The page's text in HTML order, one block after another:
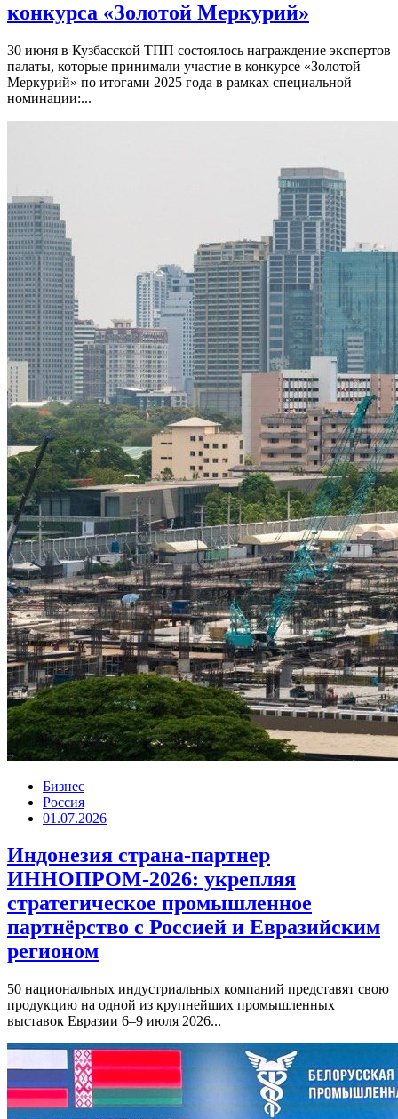
конкурса «Золотой Меркурий»
30 июня в Кузбасской ТПП состоялось награждение экспертов
палаты, которые принимали участие в конкурсе «Золотой
Меркурий» по итогами 2025 года в рамках специальной
номинации:...
Бизнес
Россия
01.07.2026
Индонезия страна-партнер
ИННОПРОМ-2026: укрепляя
стратегическое промышленное
партнёрство с Россией и Евразийским
регионом
50 национальных индустриальных компаний представят свою
продукцию на одной из крупнейших промышленных
выставок Евразии 6–9 июля 2026...